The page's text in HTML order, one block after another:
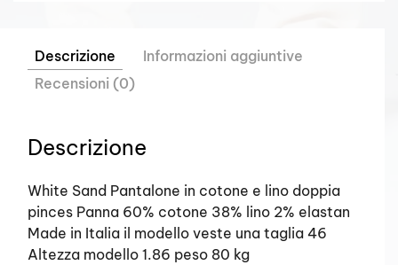
Descrizione
Informazioni aggiuntive
Recensioni (0)
Descrizione
White Sand Pantalone in cotone e lino doppia
pinces Panna 60% cotone 38% lino 2% elastan
Made in Italia il modello veste una taglia 46
Altezza modello 1.86 peso 80 kg